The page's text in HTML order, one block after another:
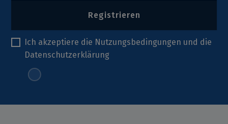
Registrieren
Ich akzeptiere die Nutzungsbedingungen und die
Datenschutzerklärung